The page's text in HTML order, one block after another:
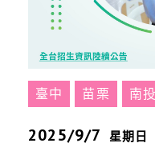
臺中 苗栗 南投
2025/9/7 星期日